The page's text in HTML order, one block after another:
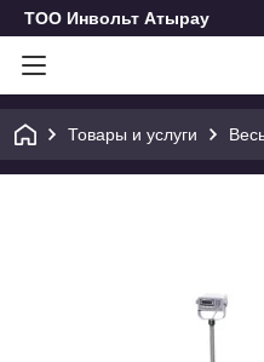
ТОО Инвольт Атырау
Товары и услуги